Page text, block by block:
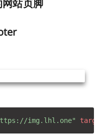
站页脚
img.lhl.one" target